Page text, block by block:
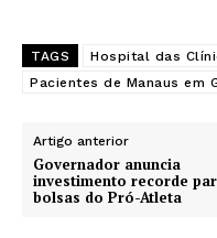
TAGS Hospital das
Pacientes de Manaus em
Artigo anterior
Governador anuncia
investimento recorde
bolsas do Pró-Atleta